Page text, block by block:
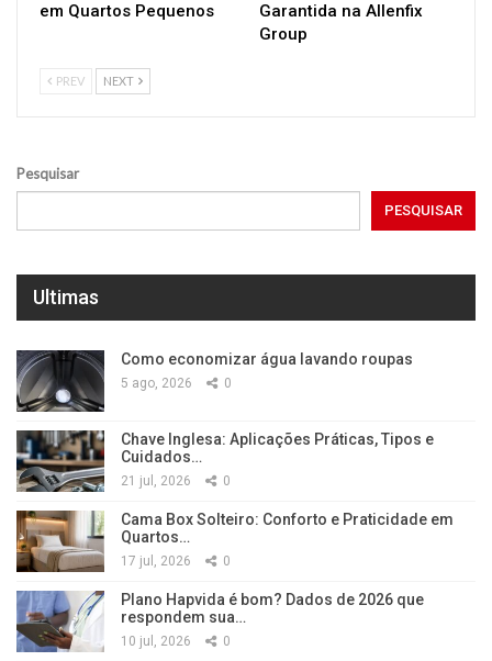
em Quartos Pequenos
Garantida na Allenfix
Group
PREV NEXT
Pesquisar
PESQUISAR
Ultimas
Como economizar água lavando roupas
5 ago, 2026 0
Chave Inglesa: Aplicações Práticas, Tipos e
Cuidados…
21 jul, 2026 0
Cama Box Solteiro: Conforto e Praticidade em
Quartos…
17 jul, 2026 0
Plano Hapvida é bom? Dados de 2026 que
respondem sua…
10 jul, 2026 0